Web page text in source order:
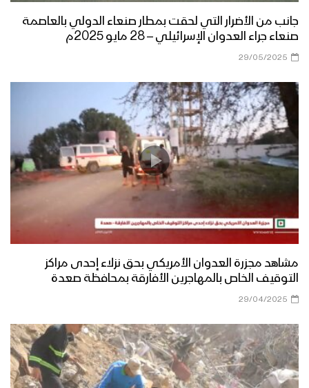
جانب من الأضرار التي لحقت بمطار صنعاء الدولي بالعاصمة
صنعاء جراء العدوان الإسرائيلي – 28 مايو 2025م
29/05/2025
مشاهد مجزرة العدوان الأمريكي بحق نزلاء إحدى مراكز
التوقيف الخاص بالمهاجرين الأفارقة بمحافظة صعدة
29/04/2025